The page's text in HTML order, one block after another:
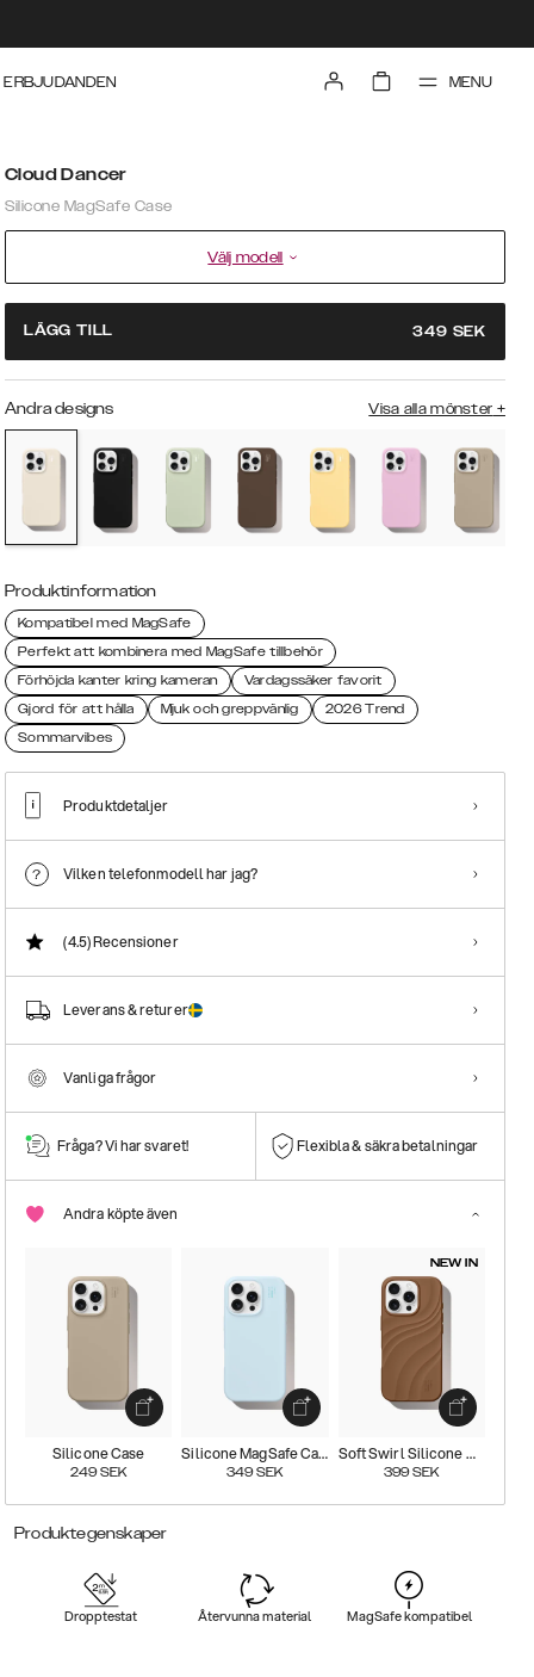
ERBJUDANDEN MENU
Cloud Dancer
Silicone MagSafe Case
Välj modell
LÄGG TILL 349 SEK
Andra designs Visa alla mönster +
Produktinformation
Kompatibel med MagSafe
Perfekt att kombinera med MagSafe tillbehör
Förhöjda kanter kring kameran
Vardagssäker favorit
Gjord för att hålla
Mjuk och greppvänlig
2026 Trend
Sommarvibes
Produktdetaljer
Vilken telefonmodell har jag?
(4.5)Recensioner
Leverans & returer
Vanliga frågor
Fråga? Vi har svaret! Flexibla & säkra betalningar
Andra köpte även
Silicone Case
249 SEK
Silicone MagSafe Case
349 SEK
NEW IN
Soft Swirl Silicone Magsafe Case
399 SEK
Produktegenskaper
Dropptestat Återvunna material MagSafe kompatibel